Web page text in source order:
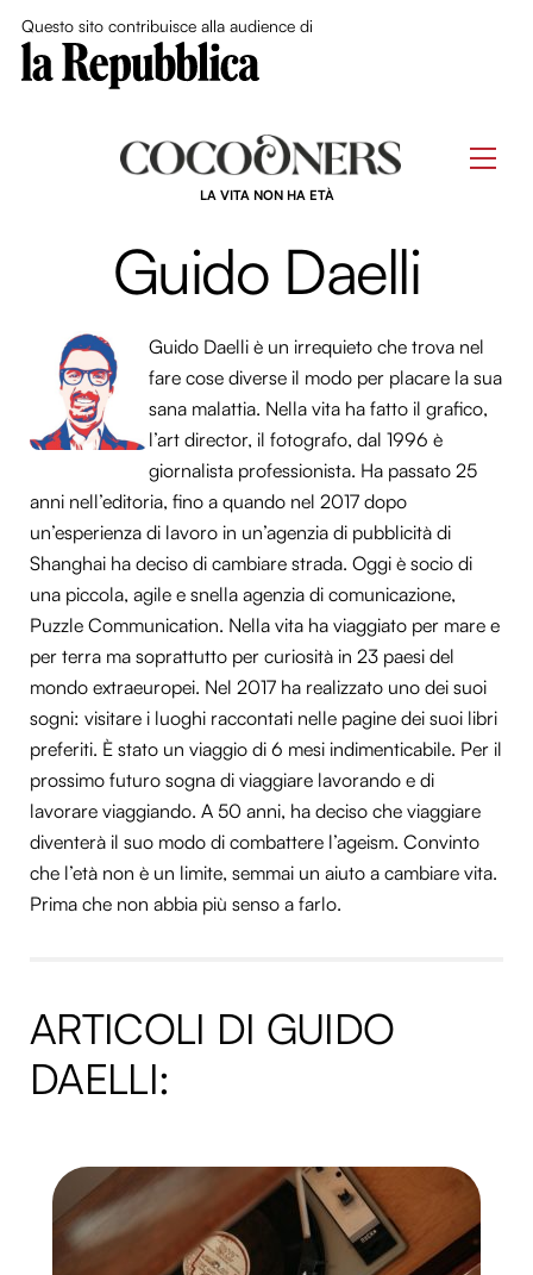
Questo sito contribuisce alla audience di
LA VITA NON HA ETÀ
Guido Daelli
Guido Daelli è un irrequieto che trova nel
fare cose diverse il modo per placare la sua
sana malattia. Nella vita ha fatto il grafico,
l’art director, il fotografo, dal 1996 è
giornalista professionista. Ha passato 25
anni nell’editoria, fino a quando nel 2017 dopo
un’esperienza di lavoro in un’agenzia di pubblicità di
Shanghai ha deciso di cambiare strada. Oggi è socio di
una piccola, agile e snella agenzia di comunicazione,
Puzzle Communication. Nella vita ha viaggiato per mare e
per terra ma soprattutto per curiosità in 23 paesi del
mondo extraeuropei. Nel 2017 ha realizzato uno dei suoi
sogni: visitare i luoghi raccontati nelle pagine dei suoi libri
preferiti. È stato un viaggio di 6 mesi indimenticabile. Per il
prossimo futuro sogna di viaggiare lavorando e di
lavorare viaggiando. A 50 anni, ha deciso che viaggiare
diventerà il suo modo di combattere l’ageism. Convinto
che l’età non è un limite, semmai un aiuto a cambiare vita.
Prima che non abbia più senso a farlo.
ARTICOLI DI GUIDO
DAELLI: